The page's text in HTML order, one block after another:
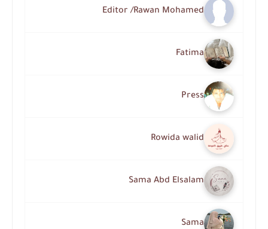
Editor /Rawan Mohamed
Fatima
Press
Rowida walid
Sama Abd Elsalam
Sama